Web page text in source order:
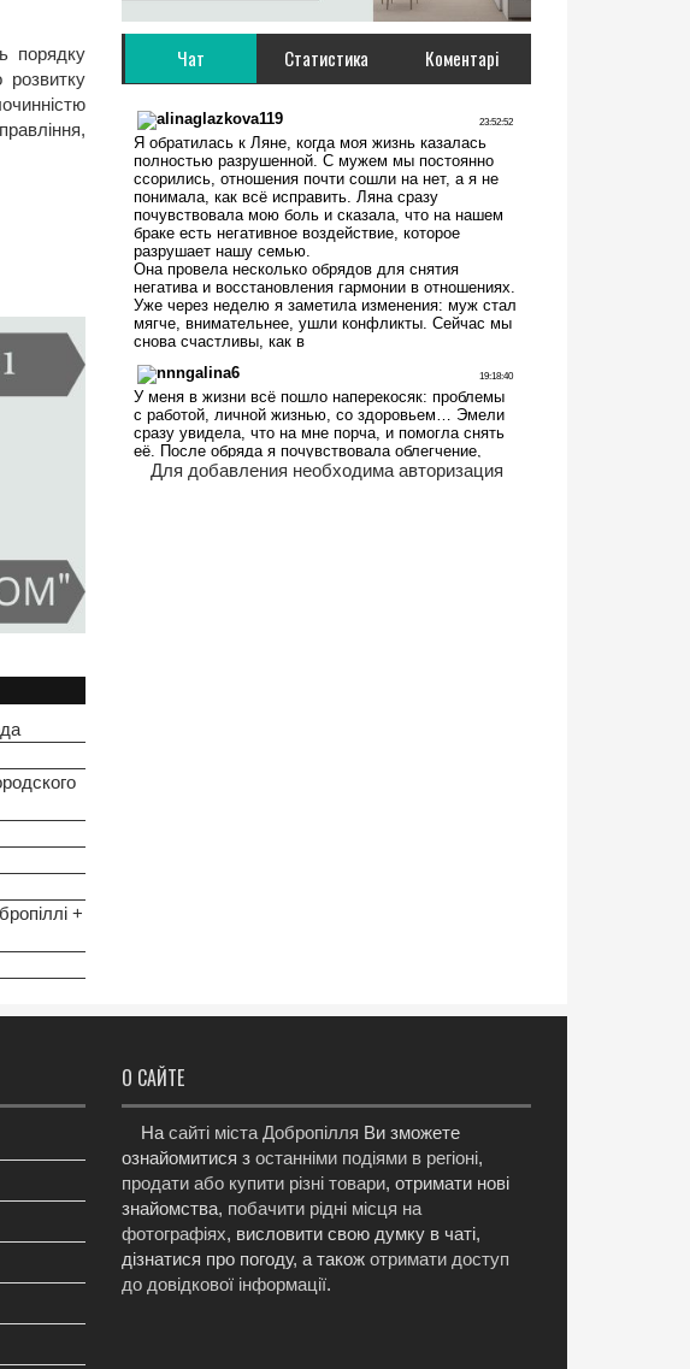
порядку
+
Чат Статистика Коментарі
Для добавления необходима авторизация
О САЙТЕ
На сайті міста Добропілля Ви зможете
ознайомитися з останніми подіями в регіоні,
продати або купити різні товари, отримати нові
знайомства, побачити рідні місця на
фотографіях, висловити свою думку в чаті,
дізнатися про погоду, а також отримати доступ
до довідкової інформації.